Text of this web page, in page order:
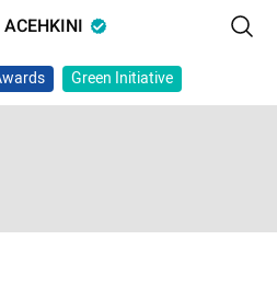
ACEHKINI
Green Initiative